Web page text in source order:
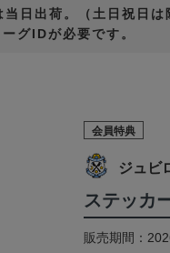
日出荷。（土日祝日は
グIDが必要です。
会員特典
ジュビ
ステッカ
販売期間：